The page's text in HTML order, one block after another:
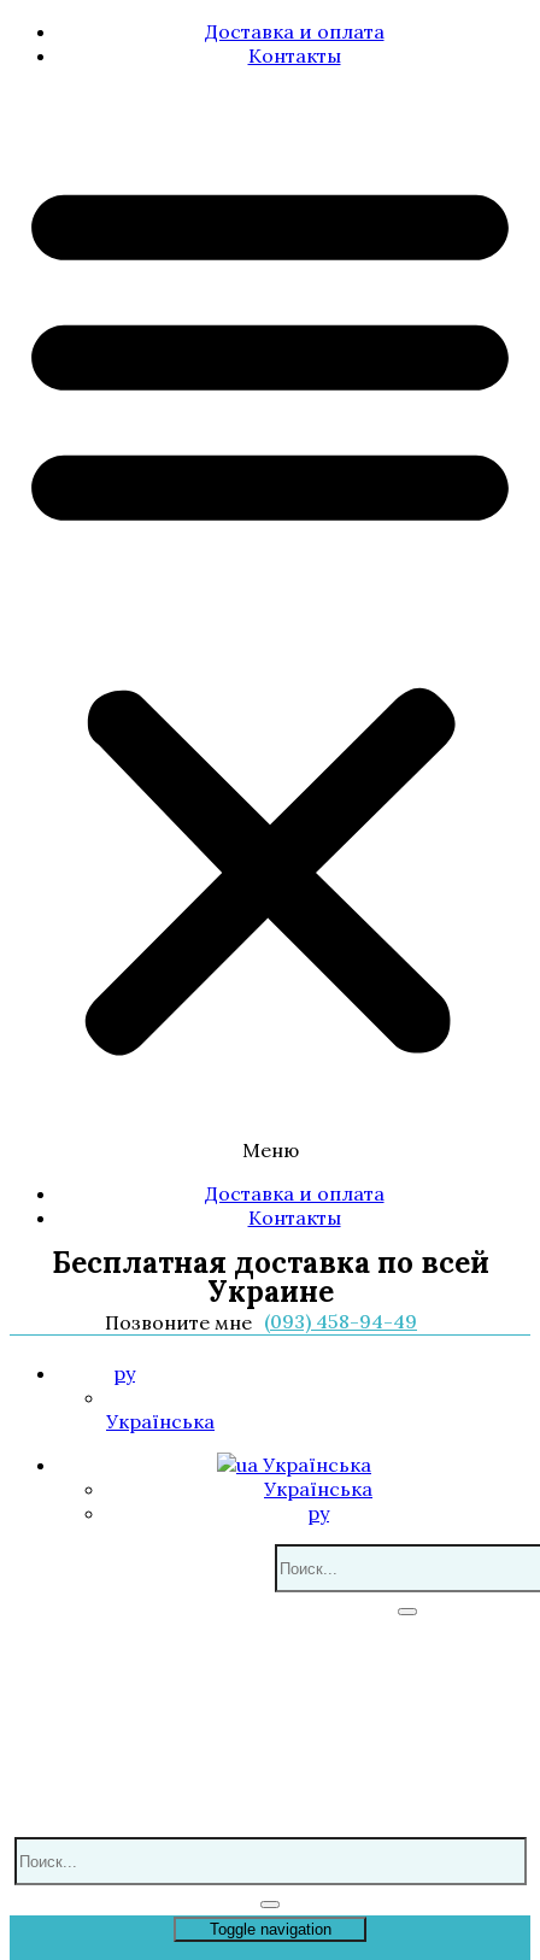
Доставка и оплата
Контакты
Меню
Доставка и оплата
Контакты
Бесплатная доставка по всей
Украине
Позвоните мне (093) 458-94-49
ру
Українська
Українська
Українська
ру
Toggle navigation